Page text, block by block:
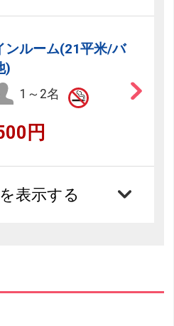
ンルーム(21平米/バ
)
1～2名
円
表示する